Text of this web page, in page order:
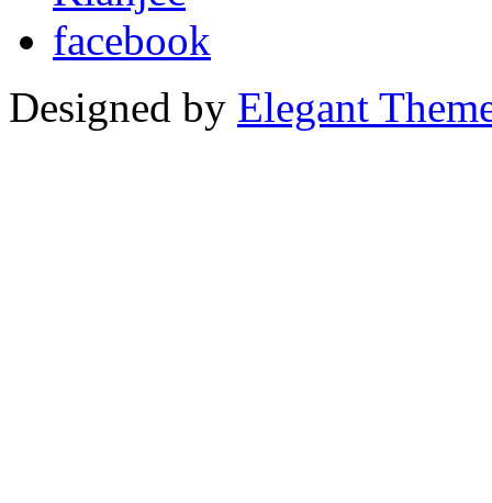
Designed by Elegant